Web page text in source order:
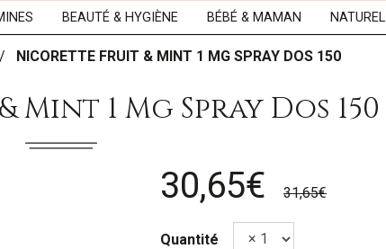
BEAUTÉ & HYGIÈNE BÉBÉ & MAMAN NATUREL
NICORETTE FRUIT & MINT 1 MG SPRAY DOS 150
1 Mg Spray Dos 150
30,65€ 31,65€
Quantité